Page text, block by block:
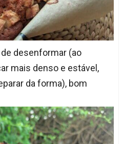
desenformar (ao
mais denso e estável,
da forma), bom